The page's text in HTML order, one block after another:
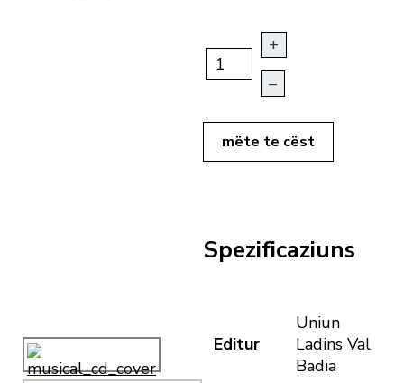
+
–
mëte te cëst
Spezificaziuns
Editur
Uniun
Ladins Val
Badia